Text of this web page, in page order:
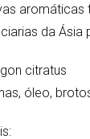
aromáticas
da Ásia
citratus
óleo,